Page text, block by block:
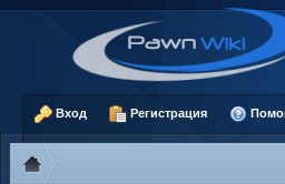
Вход Регистрация